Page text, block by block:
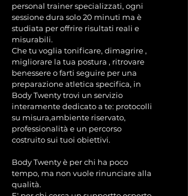
personal trainer specializzati, ogni
sessione dura solo 20 minuti ma è
studiata per offrire risultati reali e
misurabili.
Che tu voglia tonificare, dimagrire ,
migliorare la tua postura , ritrovare
benessere o farti seguire per una
preparazione atletica specifica, in
Body Twenty trovi un servizio
interamente dedicato a te: protocolli
su misura,ambiente riservato,
professionalità e un percorso
costruito sui tuoi obiettivi.
Body Twenty è per chi ha poco
tempo, ma non vuole rinunciare alla
qualità.